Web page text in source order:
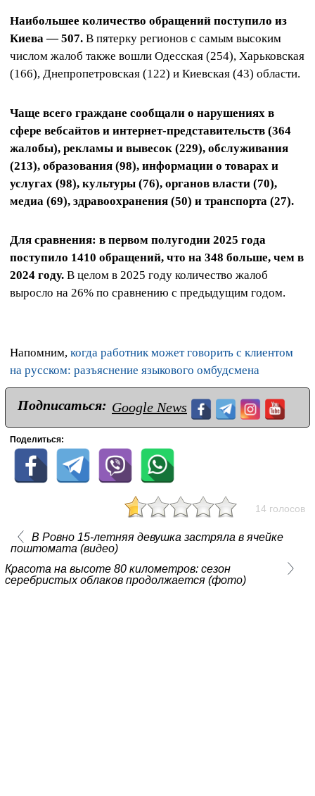
Наибольшее количество обращений поступило из
Киева — 507. В пятерку регионов с самым высоким
числом жалоб также вошли Одесская (254), Харьковская
(166), Днепропетровская (122) и Киевская (43) области.
Чаще всего граждане сообщали о нарушениях в
сфере вебсайтов и интернет‑представительств (364
жалобы), рекламы и вывесок (229), обслуживания
(213), образования (98), информации о товарах и
услугах (98), культуры (76), органов власти (70),
медиа (69), здравоохранения (50) и транспорта (27).
Для сравнения: в первом полугодии 2025 года
поступило 1410 обращений, что на 348 больше, чем в
2024 году. В целом в 2025 году количество жалоб
выросло на 26% по сравнению с предыдущим годом.
Напомним, когда работник может говорить с клиентом
на русском: разъяснение языкового омбудсмена
Подписаться: Google News
Поделиться:
14 голосов
В Ровно 15-летняя девушка застряла в ячейке
поштомата (видео)
Красота на высоте 80 километров: сезон
серебристых облаков продолжается (фото)